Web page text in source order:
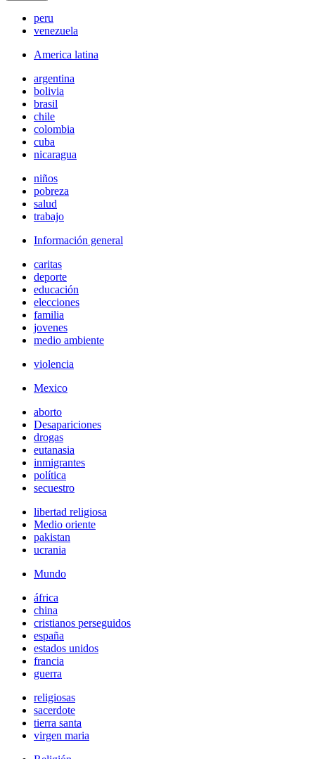
peru
venezuela
America latina
argentina
bolivia
brasil
chile
colombia
cuba
nicaragua
niños
pobreza
salud
trabajo
Información general
caritas
deporte
educación
elecciones
familia
jovenes
medio ambiente
violencia
Mexico
aborto
Desapariciones
drogas
eutanasia
inmigrantes
política
secuestro
libertad religiosa
Medio oriente
pakistan
ucrania
Mundo
áfrica
china
cristianos perseguidos
españa
estados unidos
francia
guerra
religiosas
sacerdote
tierra santa
virgen maria